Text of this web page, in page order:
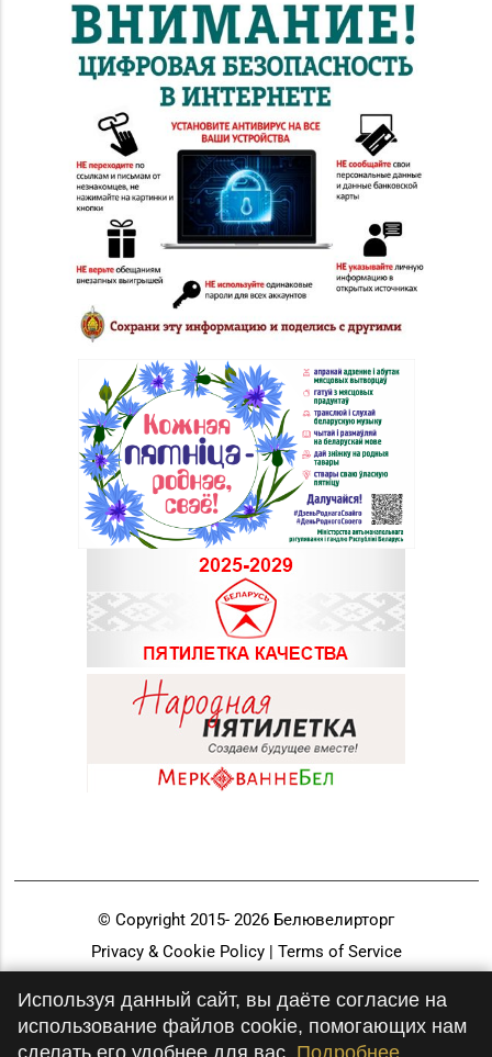
© Copyright 2015- 2026 Белювелирторг
Privacy & Cookie Policy | Terms of Service
Используя данный сайт, вы даёте согласие на
использование файлов cookie, помогающих нам
сделать его удобнее для вас. Подробнее